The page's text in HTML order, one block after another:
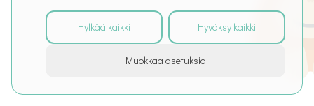
Kaikki oikeudet pidätetään
ArtikkelitPuro EditorTietosuoja
Hylkää kaikki Hyväksy kaikki
Muokkaa asetuksia